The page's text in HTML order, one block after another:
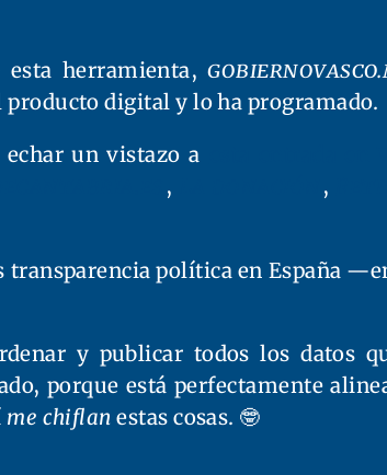
esta herramienta,
digital y lo ha programado.
un vistazo a
, ,
política en España
y publicar todos los datos
porque está perfectamente
me chiflan estas cosas. 🤓